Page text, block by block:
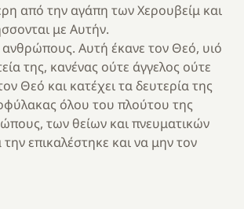
από την αγάπη των Χερoυβείμ και
με Αυτήν.
Αυτή έκανε τον Θεό, υιό
της, κανένας ούτε άγγελος ούτε
Θεό και κατέχει τα δευτερία της
όλου του πλούτου της
των θείων και πνευματικών
επικαλέστηκε και να μην τον